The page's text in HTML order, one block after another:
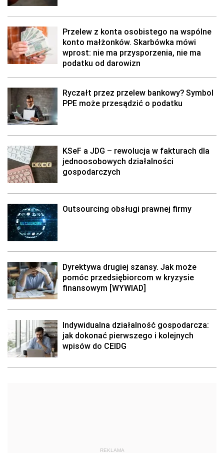
Przelew z konta osobistego na wspólne
konto małżonków. Skarbówka mówi
wprost: nie ma przysporzenia, nie ma
podatku od darowizn
Ryczałt przez przelew bankowy? Symbol
PPE może przesądzić o podatku
KSeF a JDG – rewolucja w fakturach dla
jednoosobowych działalności
gospodarczych
Outsourcing obsługi prawnej firmy
Dyrektywa drugiej szansy. Jak może
pomóc przedsiębiorcom w kryzysie
finansowym [WYWIAD]
Indywidualna działalność gospodarcza:
jak dokonać pierwszego i kolejnych
wpisów do CEIDG
REKLAMA